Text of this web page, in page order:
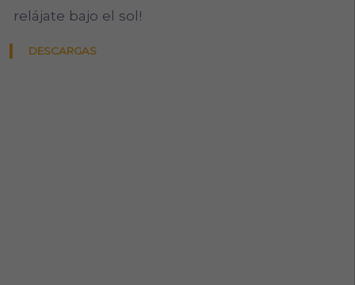
relájate bajo el sol!
DESCARGAS